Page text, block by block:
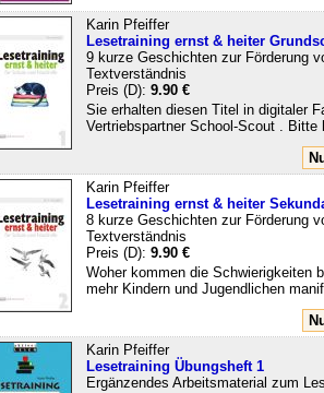
Karin Pfeiffer
Lesetraining ernst & heiter
9 kurze Geschichten zur Förderung
Textverständnis
Preis (D): 9.90 €
Sie erhalten diesen Titel in digitaler
Vertriebspartner School-Scout . Bitte
Karin Pfeiffer
Lesetraining ernst & heiter
8 kurze Geschichten zur Förderung
Textverständnis
Preis (D): 9.90 €
Woher kommen die Schwierigkeiten
mehr Kindern und Jugendlichen
Karin Pfeiffer
Lesetraining Übungsheft 1
Ergänzendes Arbeitsmaterial zum